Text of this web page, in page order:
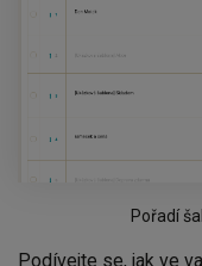
Pořadí
Podívejte se, jak ve